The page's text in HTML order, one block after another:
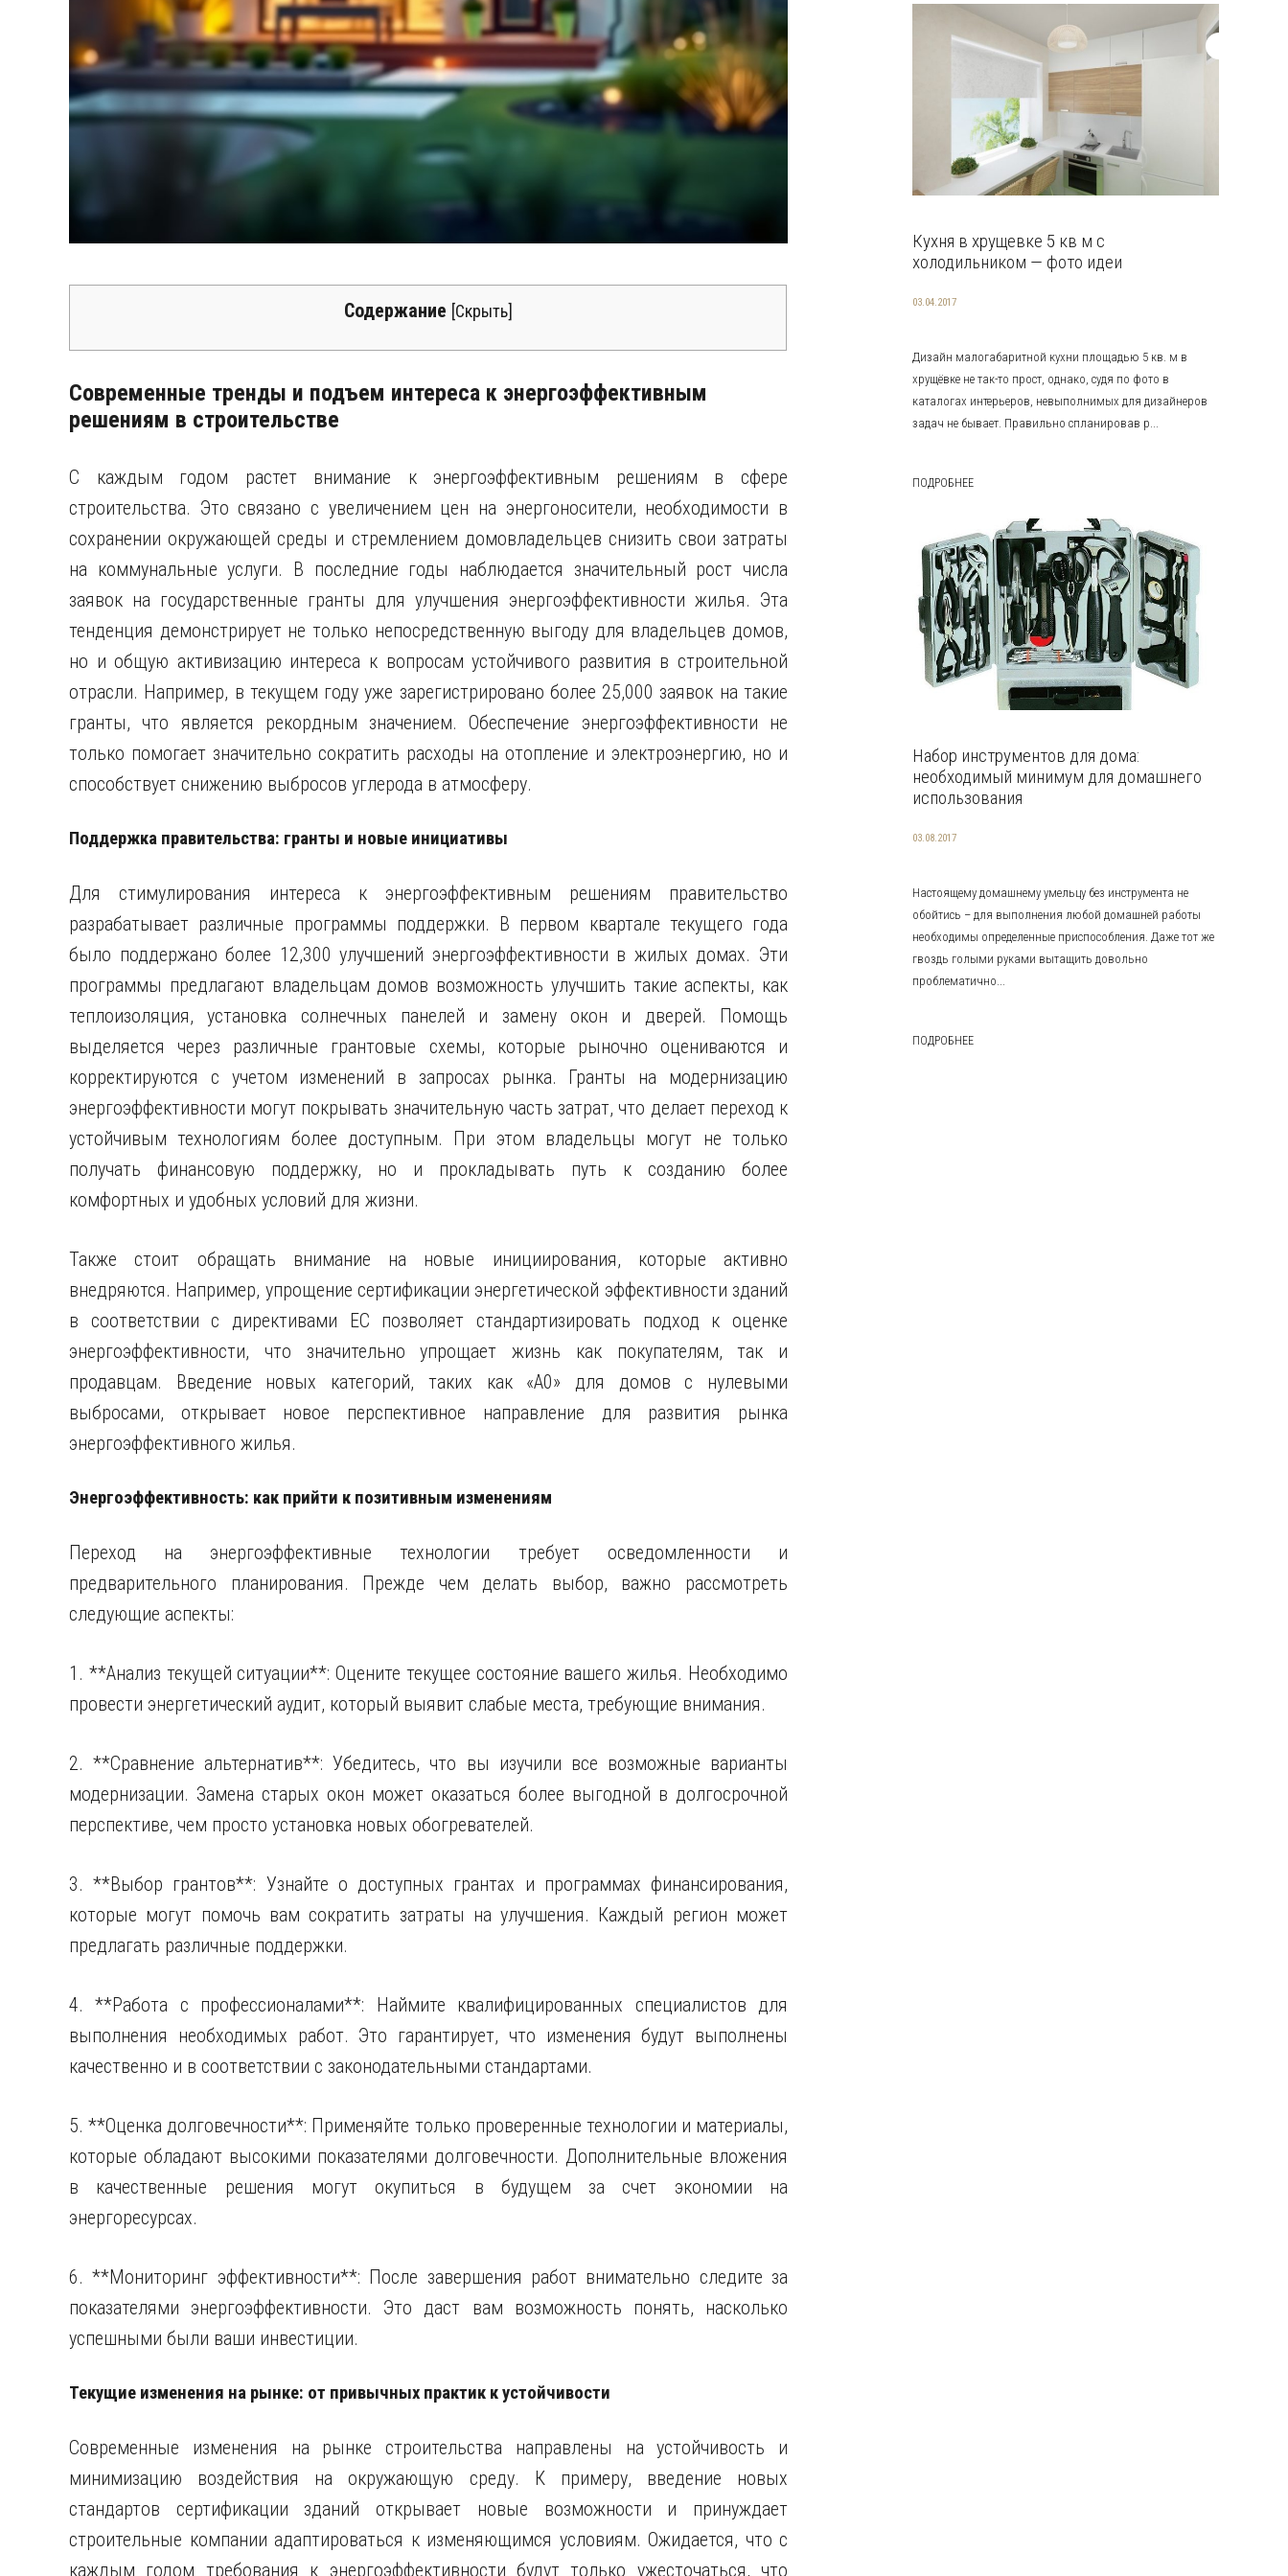
Содержание [Скрыть]
Современные тренды и подъем интереса к энергоэффективным
решениям в строительстве
С каждым годом растет внимание к энергоэффективным решениям в сфере
строительства. Это связано с увеличением цен на энергоносители, необходимости в
сохранении окружающей среды и стремлением домовладельцев снизить свои затраты
на коммунальные услуги. В последние годы наблюдается значительный рост числа
заявок на государственные гранты для улучшения энергоэффективности жилья. Эта
тенденция демонстрирует не только непосредственную выгоду для владельцев домов,
но и общую активизацию интереса к вопросам устойчивого развития в строительной
отрасли. Например, в текущем году уже зарегистрировано более 25,000 заявок на такие
гранты, что является рекордным значением. Обеспечение энергоэффективности не
только помогает значительно сократить расходы на отопление и электроэнергию, но и
способствует снижению выбросов углерода в атмосферу.
Поддержка правительства: гранты и новые инициативы
Для стимулирования интереса к энергоэффективным решениям правительство
разрабатывает различные программы поддержки. В первом квартале текущего года
было поддержано более 12,300 улучшений энергоэффективности в жилых домах. Эти
программы предлагают владельцам домов возможность улучшить такие аспекты, как
теплоизоляция, установка солнечных панелей и замену окон и дверей. Помощь
выделяется через различные грантовые схемы, которые рыночно оцениваются и
корректируются с учетом изменений в запросах рынка. Гранты на модернизацию
энергоэффективности могут покрывать значительную часть затрат, что делает переход к
устойчивым технологиям более доступным. При этом владельцы могут не только
получать финансовую поддержку, но и прокладывать путь к созданию более
комфортных и удобных условий для жизни.
Также стоит обращать внимание на новые инициирования, которые активно
внедряются. Например, упрощение сертификации энергетической эффективности зданий
в соответствии с директивами ЕС позволяет стандартизировать подход к оценке
энергоэффективности, что значительно упрощает жизнь как покупателям, так и
продавцам. Введение новых категорий, таких как «A0» для домов с нулевыми
выбросами, открывает новое перспективное направление для развития рынка
энергоэффективного жилья.
Энергоэффективность: как прийти к позитивным изменениям
Переход на энергоэффективные технологии требует осведомленности и
предварительного планирования. Прежде чем делать выбор, важно рассмотреть
следующие аспекты:
1. **Анализ текущей ситуации**: Оцените текущее состояние вашего жилья. Необходимо
провести энергетический аудит, который выявит слабые места, требующие внимания.
2. **Сравнение альтернатив**: Убедитесь, что вы изучили все возможные варианты
модернизации. Замена старых окон может оказаться более выгодной в долгосрочной
перспективе, чем просто установка новых обогревателей.
3. **Выбор грантов**: Узнайте о доступных грантах и программах финансирования,
которые могут помочь вам сократить затраты на улучшения. Каждый регион может
предлагать различные поддержки.
4. **Работа с профессионалами**: Наймите квалифицированных специалистов для
выполнения необходимых работ. Это гарантирует, что изменения будут выполнены
качественно и в соответствии с законодательными стандартами.
5. **Оценка долговечности**: Применяйте только проверенные технологии и материалы,
которые обладают высокими показателями долговечности. Дополнительные вложения
в качественные решения могут окупиться в будущем за счет экономии на
энергоресурсах.
6. **Мониторинг эффективности**: После завершения работ внимательно следите за
показателями энергоэффективности. Это даст вам возможность понять, насколько
успешными были ваши инвестиции.
Текущие изменения на рынке: от привычных практик к устойчивости
Современные изменения на рынке строительства направлены на устойчивость и
минимизацию воздействия на окружающую среду. К примеру, введение новых
стандартов сертификации зданий открывает новые возможности и принуждает
строительные компании адаптироваться к изменяющимся условиям. Ожидается, что с
каждым годом требования к энергоэффективности будут только ужесточаться, что
Кухня в хрущевке 5 кв м с
холодильником — фото идеи
03.04.2017
Дизайн малогабаритной кухни площадью 5 кв. м в
хрущёвке не так-то прост, однако, судя по фото в
каталогах интерьеров, невыполнимых для дизайнеров
задач не бывает. Правильно спланировав р...
ПОДРОБНЕЕ
Набор инструментов для дома:
необходимый минимум для домашнего
использования
03.08.2017
Настоящему домашнему умельцу без инструмента не
обойтись – для выполнения любой домашней работы
необходимы определенные приспособления. Даже тот же
гвоздь голыми руками вытащить довольно
проблематично...
ПОДРОБНЕЕ